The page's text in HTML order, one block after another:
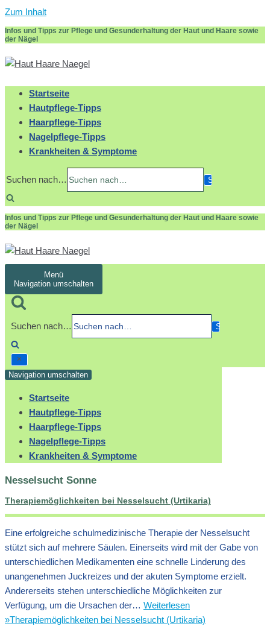
Zum Inhalt
Infos und Tipps zur Pflege und Gesunderhaltung der Haut und Haare sowie
der Nägel
Startseite
Hautpflege-Tipps
Haarpflege-Tipps
Nagelpflege-Tipps
Krankheiten & Symptome
Suchen nach…
Infos und Tipps zur Pflege und Gesunderhaltung der Haut und Haare sowie
der Nägel
Menü
Navigation umschalten
Suchen nach…
Navigation umschalten
Startseite
Hautpflege-Tipps
Haarpflege-Tipps
Nagelpflege-Tipps
Krankheiten & Symptome
Nesselsucht Sonne
Therapiemöglichkeiten bei Nesselsucht (Urtikaria)
Eine erfolgreiche schulmedizinische Therapie der Nesselsucht
stützt sich auf mehrere Säulen. Einerseits wird mit der Gabe von
unterschiedlichen Medikamenten eine schnelle Linderung des
unangenehmen Juckreizes und der akuten Symptome erzielt.
Andererseits stehen unterschiedliche Möglichkeiten zur
Verfügung, um die Ursachen der… Weiterlesen
»Therapiemöglichkeiten bei Nesselsucht (Urtikaria)